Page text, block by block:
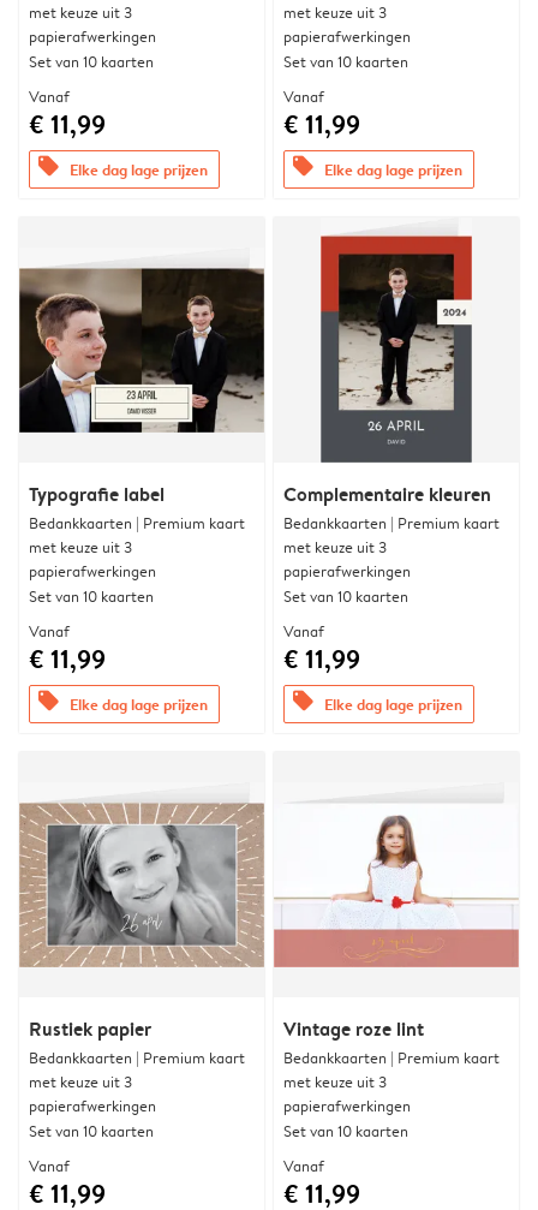
met keuze uit 3
papierafwerkingen
Set van 10 kaarten
Vanaf
€ 11,99
offers Elke dag lage prijzen
met keuze uit 3
papierafwerkingen
Set van 10 kaarten
Vanaf
€ 11,99
offers Elke dag lage prijzen
Typografie label
Bedankkaarten | Premium kaart
met keuze uit 3
papierafwerkingen
Set van 10 kaarten
Vanaf
€ 11,99
offers Elke dag lage prijzen
Complementaire kleuren
Bedankkaarten | Premium kaart
met keuze uit 3
papierafwerkingen
Set van 10 kaarten
Vanaf
€ 11,99
offers Elke dag lage prijzen
Rustiek papier
Bedankkaarten | Premium kaart
met keuze uit 3
papierafwerkingen
Set van 10 kaarten
Vanaf
€ 11,99
Vintage roze lint
Bedankkaarten | Premium kaart
met keuze uit 3
papierafwerkingen
Set van 10 kaarten
Vanaf
€ 11,99